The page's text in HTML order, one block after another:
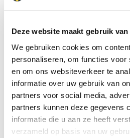
Deze website maakt gebruik
We gebruiken cookies om
personaliseren, om functies voor
en om ons websiteverkeer te
informatie over uw gebruik van
partners voor social media,
partners kunnen deze gegevens
informatie die u aan ze heeft
verzameld op basis van uw